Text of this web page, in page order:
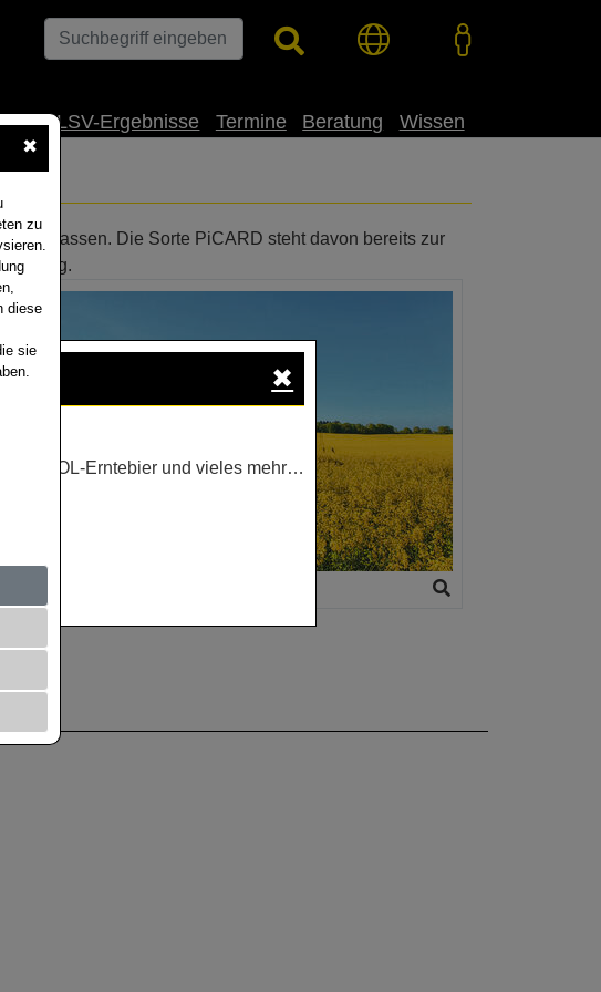
✖
zu
diese
sie
LSV-Ergebnisse Termine Beratung Wissen
zugelassen. Die Sorte PiCARD steht davon bereits zur
✖
RAPOOL-Erntebier und vieles mehr…